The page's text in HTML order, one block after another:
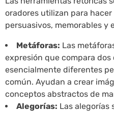
oradores utilizan para
persuasivos, memorables y
Metáforas: Las
expresión que compara dos
esencialmente diferentes
común. Ayudan a crear
conceptos abstractos de
Alegorías: Las alegorías